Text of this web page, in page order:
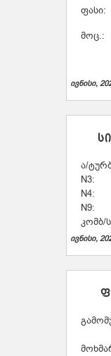
ფასი:
მოც.:
ივნისი,
ა/
N3:
N4:
N9:
კომბ/
ივნისი,